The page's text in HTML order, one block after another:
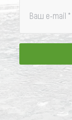
Ваш e-mail *